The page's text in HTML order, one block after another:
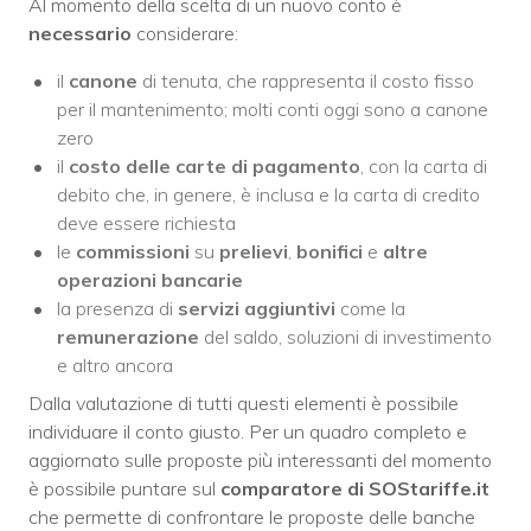
necessario considerare:
il canone di tenuta, che rappresenta il costo fisso
per il mantenimento; molti conti oggi sono a canone
zero
il costo delle carte di pagamento , con la carta di
debito che, in genere, è inclusa e la carta di credito
deve essere richiesta
le commissioni su prelievi bonifici e altre
operazioni bancarie
la presenza di servizi aggiuntivi come la
remunerazione del saldo, soluzioni di investimento
e altro ancora
Dalla valutazione di tutti questi elementi è possibile
individuare il conto giusto. Per un quadro completo e
aggiornato sulle proposte più interessanti del momento
è possibile puntare sul comparatore di SOStariffe.it
che permette di confrontare le proposte delle banche